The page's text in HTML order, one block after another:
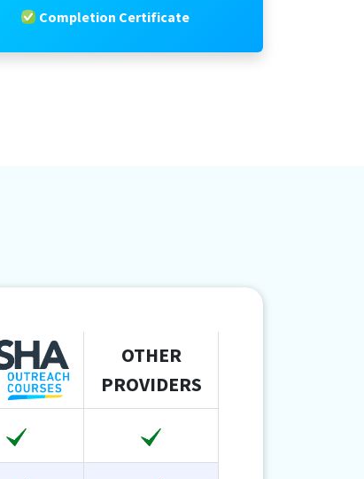
Completion Certificate
OTHER
PROVIDERS